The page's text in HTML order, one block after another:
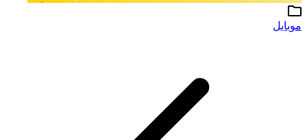
موبایل